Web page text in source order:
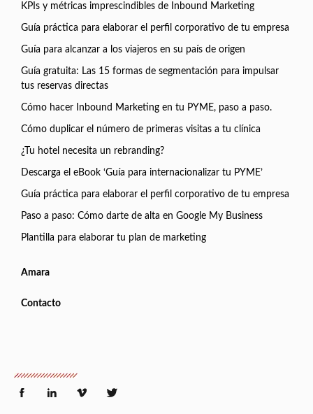
KPIs y métricas imprescindibles de Inbound Marketing
Guía práctica para elaborar el perfil corporativo de tu empresa
Guía para alcanzar a los viajeros en su país de origen
Guía gratuita: Las 15 formas de segmentación para impulsar
tus reservas directas
Cómo hacer Inbound Marketing en tu PYME, paso a paso.
Cómo duplicar el número de primeras visitas a tu clínica
¿Tu hotel necesita un rebranding?
Descarga el eBook ‘Guía para internacionalizar tu PYME’
Guía práctica para elaborar el perfil corporativo de tu empresa
Paso a paso: Cómo darte de alta en Google My Business
Plantilla para elaborar tu plan de marketing
Amara
Contacto